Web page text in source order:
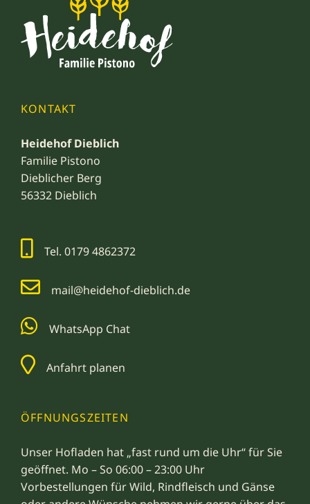
KONTAKT
Heidehof Dieblich
Familie Pistono
Dieblicher Berg
56332 Dieblich
Tel. 0179 4862372
mail@heidehof-dieblich.de
WhatsApp Chat
Anfahrt planen
ÖFFNUNGSZEITEN
Unser Hofladen hat „fast rund um die Uhr“ für Sie
geöffnet. Mo – So 06:00 – 23:00 Uhr
Vorbestellungen für Wild, Rindfleisch und Gänse